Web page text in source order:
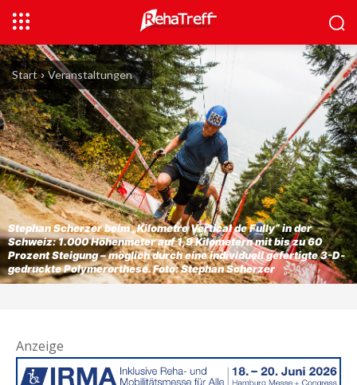
Start Veranstaltungen
Stephan Scherzer beim „Kilometre Vertical de Fully“ in der
Schweiz: 1.000 Höhenmeter auf 1,9 Kilometern mit bis zu 60
Prozent Steigung – möglich durch eine individuell gefertigte 3-D-
gedruckte Polymerorthese. Foto: Stephan Scherzer
Anzeige